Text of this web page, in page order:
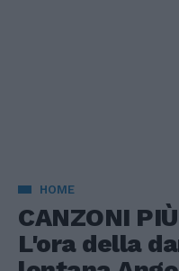
HOME
CANZONI
L'ora della